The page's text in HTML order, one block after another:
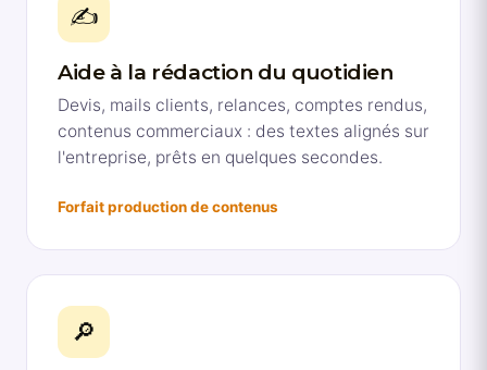
✍️
Aide à la rédaction du quotidien
Devis, mails clients, relances, comptes rendus,
contenus commerciaux : des textes alignés sur
l'entreprise, prêts en quelques secondes.
Forfait production de contenus
🔎